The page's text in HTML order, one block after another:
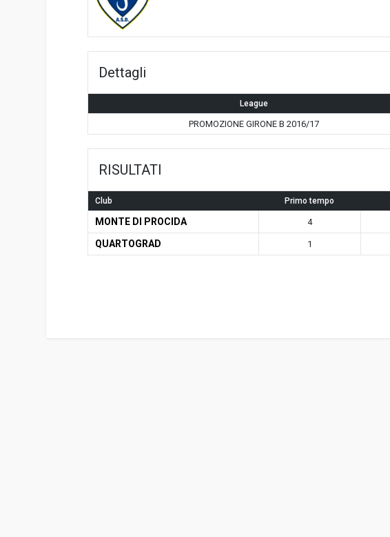
Dettagli
League
PROMOZIONE GIRONE B 2016/17
RISULTATI
Club Primo tempo
MONTE DI PROCIDA 4
QUARTOGRAD 1